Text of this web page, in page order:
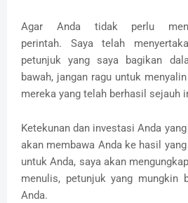
Agar Anda tidak perlu
perintah. Saya telah
petunjuk yang saya bagikan
bawah, jangan ragu untuk
mereka yang telah berhasil sejauh
Ketekunan dan investasi Anda
akan membawa Anda ke hasil
untuk Anda, saya akan
menulis, petunjuk yang mungkin
Anda.